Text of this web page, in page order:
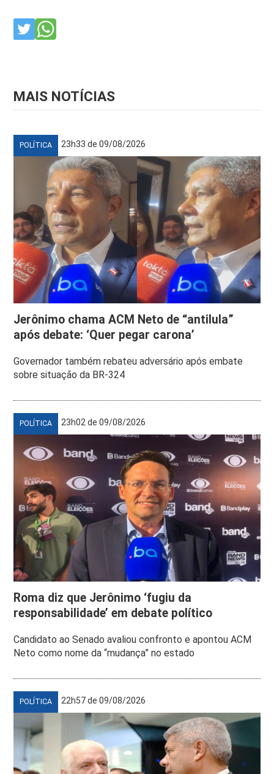
MAIS NOTÍCIAS
POLÍTICA 23h33 de 09/08/2026
Jerônimo chama ACM Neto de “antilula”
após debate: ‘Quer pegar carona’
Governador também rebateu adversário após embate
sobre situação da BR-324
POLÍTICA 23h02 de 09/08/2026
Roma diz que Jerônimo ‘fugiu da
responsabilidade’ em debate político
Candidato ao Senado avaliou confronto e apontou ACM
Neto como nome da “mudança” no estado
POLÍTICA 22h57 de 09/08/2026